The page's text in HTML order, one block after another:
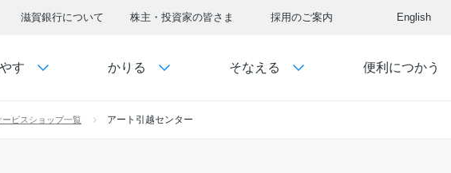
滋賀銀行について 株主・投資家の皆さま 採用のご案内 English
す かりる そなえる 便利につかう
ービスショップ一覧 アート引越センター